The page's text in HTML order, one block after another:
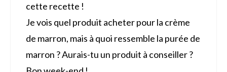
cette recette !
Je vois quel produit acheter pour la crème
de marron, mais à quoi ressemble la purée de
marron ? Aurais-tu un produit à conseiller ?